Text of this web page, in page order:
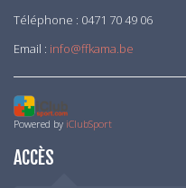
Téléphone : 0471 70 49 06
Email : info@ffkama.be
Powered by iClubSport
ACCÈS